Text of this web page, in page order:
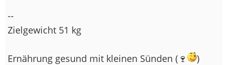
--
Zielgewicht 51 kg
Ernährung gesund mit kleinen Sünden (🍷 )